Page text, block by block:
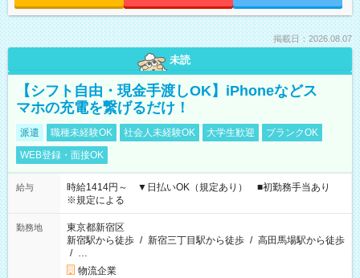
掲載日：2026.08.07
未読
【シフト自由・現金手渡しOK】iPhoneなどス
マホの充電を繋げるだけ！
派遣 職種未経験OK 社会人未経験OK 大学生歓迎
ブランクOK
WEB登録・面接OK
給与
時給1414円～ ▼日払いOK（規定あり） ■初勤務手当あり
※規定による
勤務地
東京都新宿区
新宿駅から徒歩 / 新宿三丁目駅から徒歩 / 高田馬場駅から徒歩
/ …
物流企業